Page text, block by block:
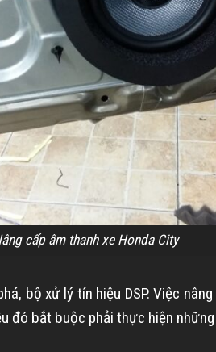
cấp âm thanh xe Honda City
bộ xử lý tín hiệu DSP. Việc
bắt buộc phải thực hiện